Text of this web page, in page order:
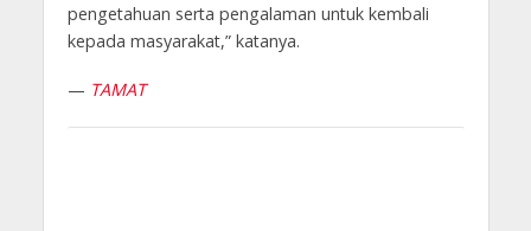
pengetahuan serta pengalaman untuk kembali
kepada masyarakat,” katanya.
— TAMAT